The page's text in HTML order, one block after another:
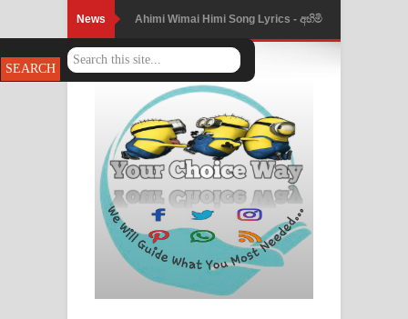
News Ahimi Wimai Himi Song Lyrics - අහිමි
විමයි හිමි ගීතයේ පද පෙළ
Mathaka Parana Song Lyrics - මතක
පාරනා ගීතයේ පද පෙළ
Nimnadhen Song Lyrics - නිම්නාදෙන්
ගීතයේ පද පෙළ
Obamai Mage Adare Song Lyrics -
ඔබමයි මගේ ආදරේ ගීතයේ පද පෙළ